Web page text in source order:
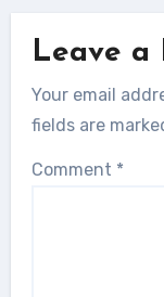
Leave a
Your email
fields are
Comment *